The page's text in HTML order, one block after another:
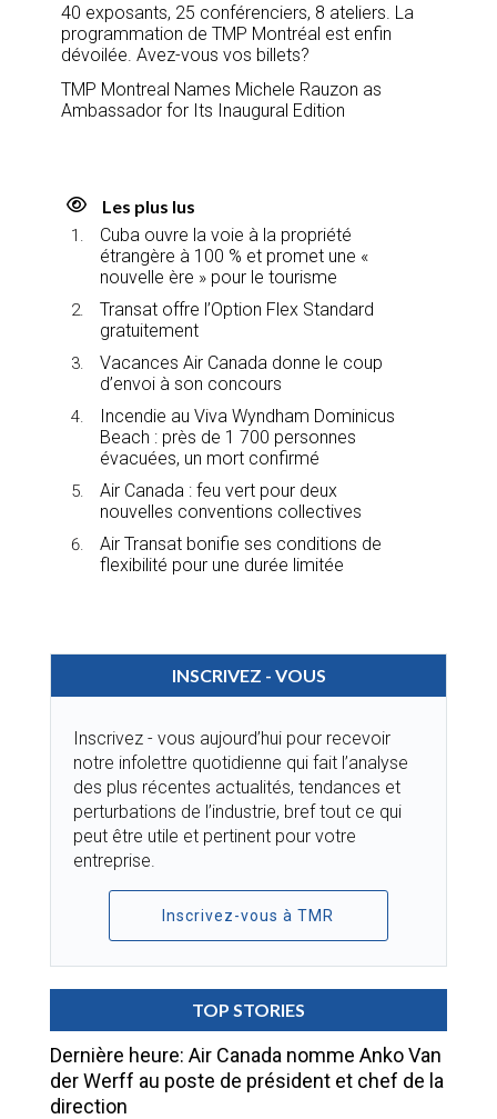
40 exposants, 25 conférenciers, 8 ateliers. La
programmation de TMP Montréal est enfin
dévoilée. Avez-vous vos billets?
TMP Montreal Names Michele Rauzon as
Ambassador for Its Inaugural Edition
Les plus lus
Cuba ouvre la voie à la propriété
étrangère à 100 % et promet une «
nouvelle ère » pour le tourisme
Transat offre l’Option Flex Standard
gratuitement
Vacances Air Canada donne le coup
d’envoi à son concours
Incendie au Viva Wyndham Dominicus
Beach : près de 1 700 personnes
évacuées, un mort confirmé
Air Canada : feu vert pour deux
nouvelles conventions collectives
Air Transat bonifie ses conditions de
flexibilité pour une durée limitée
INSCRIVEZ - VOUS
Inscrivez - vous aujourd’hui pour recevoir
notre infolettre quotidienne qui fait l’analyse
des plus récentes actualités, tendances et
perturbations de l’industrie, bref tout ce qui
peut être utile et pertinent pour votre
entreprise.
Inscrivez-vous à TMR
TOP STORIES
Dernière heure: Air Canada nomme Anko Van
der Werff au poste de président et chef de la
direction